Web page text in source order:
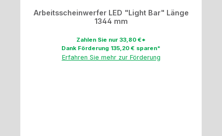
Arbeitsscheinwerfer LED "Light Bar" Länge
1344 mm
Zahlen Sie nur 33,80 €*
Dank Förderung 135,20 € sparen*
Erfahren Sie mehr zur Förderung